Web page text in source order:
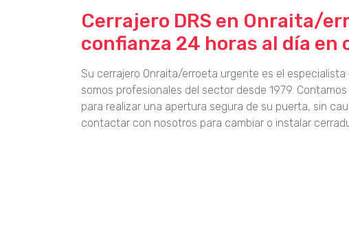
Cerrajero DRS en Onraita/
confianza 24 horas al día en
Su cerrajero Onraita/erroeta urgente es el
somos profesionales del sector desde 1979.
para realizar una apertura segura de su puerta, sin
contactar con nosotros para cambiar o instalar